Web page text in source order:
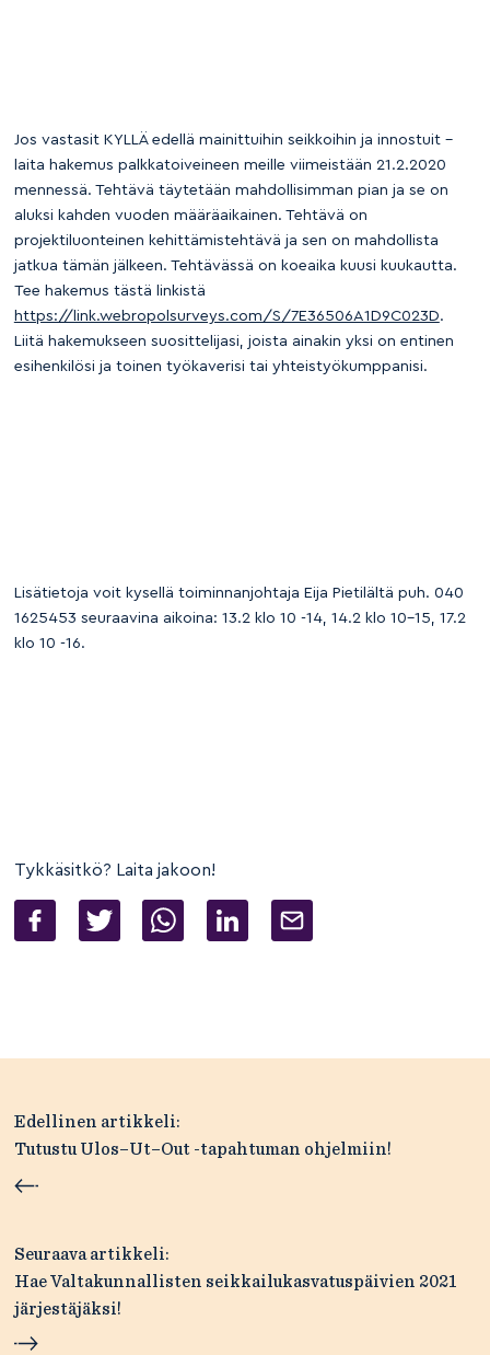
Jos vastasit KYLLÄ edellä mainittuihin seikkoihin ja innostuit –
laita hakemus palkkatoiveineen meille viimeistään 21.2.2020
mennessä. Tehtävä täytetään mahdollisimman pian ja se on
aluksi kahden vuoden määräaikainen. Tehtävä on
projektiluonteinen kehittämistehtävä ja sen on mahdollista
jatkua tämän jälkeen. Tehtävässä on koeaika kuusi kuukautta.
Tee hakemus tästä linkistä
https://link.webropolsurveys.com/S/7E36506A1D9C023D.
Liitä hakemukseen suosittelijasi, joista ainakin yksi on entinen
esihenkilösi ja toinen työkaverisi tai yhteistyökumppanisi.
Lisätietoja voit kysellä toiminnanjohtaja Eija Pietilältä puh. 040
1625453 seuraavina aikoina: 13.2 klo 10 -14, 14.2 klo 10-15, 17.2
klo 10 -16.
Tykkäsitkö? Laita jakoon!
Artikkelien
selaus
Edellinen artikkeli:
Tutustu Ulos–Ut–Out -tapahtuman ohjelmiin!
Seuraava artikkeli:
Hae Valtakunnallisten seikkailukasvatuspäivien 2021
järjestäjäksi!